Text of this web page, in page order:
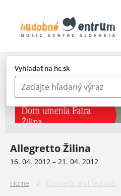
Vyhľadať na hc.sk
Allegretto Žilina
16. 04. 2012 – 21. 04. 2012
Home / Concerts and festivals